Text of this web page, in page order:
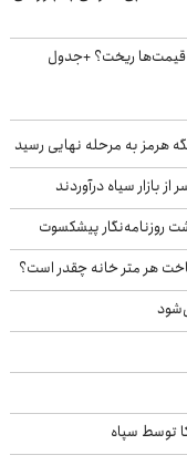
به مرحله نهایی رسید
بازار سیاه درآوردند
روزنامه‌نگار پیشکسوت
توسط سپاه